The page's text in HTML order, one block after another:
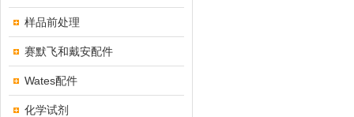
样品前处理
赛默飞和戴安配件
Wates配件
化学试剂